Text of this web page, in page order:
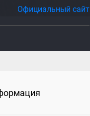
Официальный сайт